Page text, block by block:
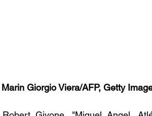
Giorgio Viera/AFP, Getty